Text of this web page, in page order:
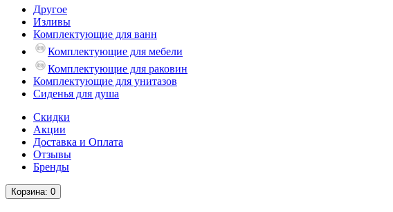
Другое
Изливы
Комплектующие для ванн
Комплектующие для мебели
Комплектующие для раковин
Комплектующие для унитазов
Сиденья для душа
Скидки
Акции
Доставка и Оплата
Отзывы
Бренды
Корзина: 0